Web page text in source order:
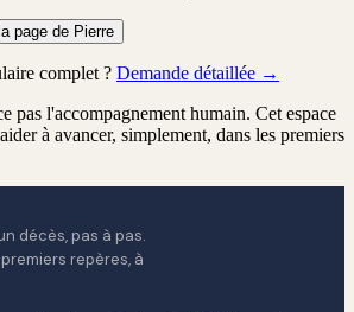
page de Pierre
complet ? Demande détaillée →
pas l'accompagnement humain. Cet espace
à avancer, simplement, dans les premiers
décès, pas à pas.
repères, à